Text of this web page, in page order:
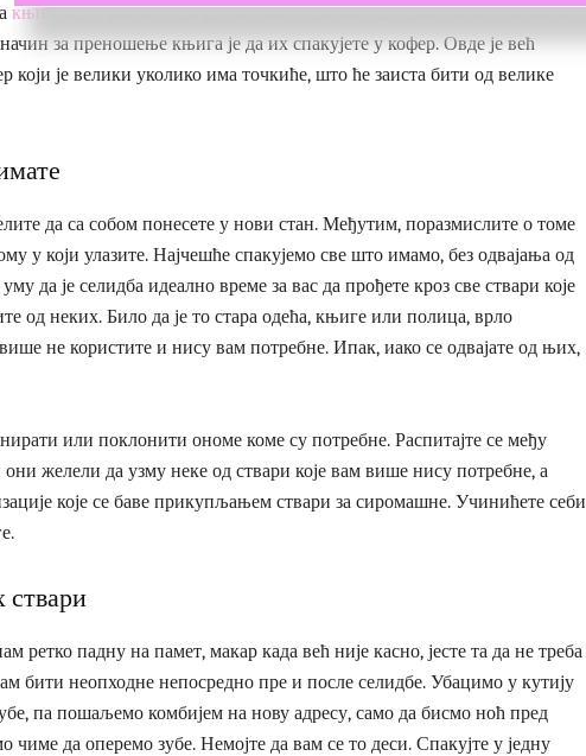
књига, сигурно вам је прва помисао да их спакујете у велике кутије.
за преношење књига је да их спакујете у кофер. Овде је већ
који је велики уколико има точкиће, што ће заиста бити од велике
да са собом понесете у нови стан. Међутим, поразмислите о томе
у који улазите. Најчешће спакујемо све што имамо, без одвајања од
да је селидба идеално време за вас да прођете кроз све ствари које
од неких. Било да је то стара одећа, књиге или полица, врло
не користите и нису вам потребне. Ипак, иако се одвајате од њих,
или поклонити ономе коме су потребне. Распитајте се међу
желели да узму неке од ствари које вам више нису потребне, а
које се баве прикупљањем ствари за сиромашне. Учинићете себи
ствари
ретко падну на памет, макар када већ није касно, јесте та да не треба
бити неопходне непосредно пре и после селидбе. Убацимо у кутију
па пошаљемо комбијем на нову адресу, само да бисмо ноћ пред
чиме да оперемо зубе. Немојте да вам се то деси. Спакујте у једну